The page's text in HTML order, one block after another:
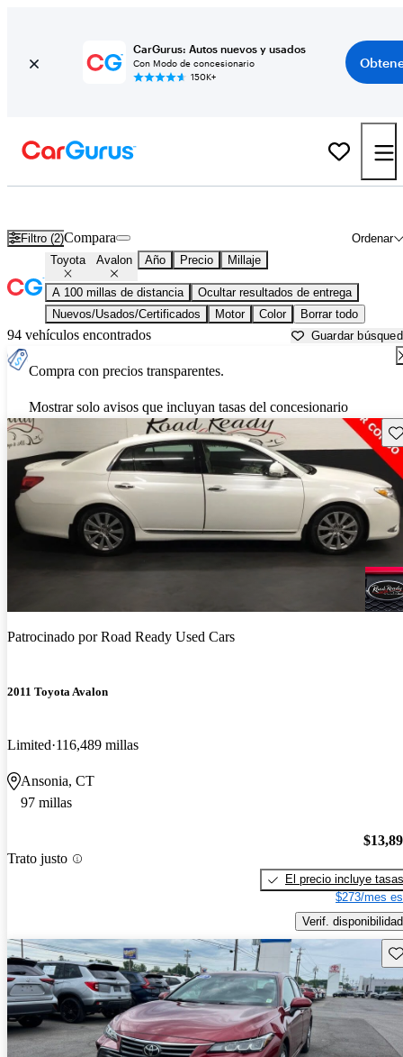
CarGurus: Autos nuevos y usados
Con Modo de concesionario
150K+
Filtro (2) Ordenar
Compara
Toyota Avalon Año Precio Millaje
A 100 millas de distancia
Ocultar resultados de entrega
Nuevos/Usados/Certificados
Motor Color Borrar todo
94 vehículos encontrados Guardar
Compra con precios transparentes.
Mostrar solo avisos que incluyan tasas del concesionario
Patrocinado porRoad Ready Used Cars
2011 Toyota Avalon
Limited 116,489 millas
Ansonia, CT
97 millas
Trato justo
El precio incluye tasas
$273/mes
Verif. disponibilidad